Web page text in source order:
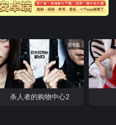
第6集
杀人者的购物中心2